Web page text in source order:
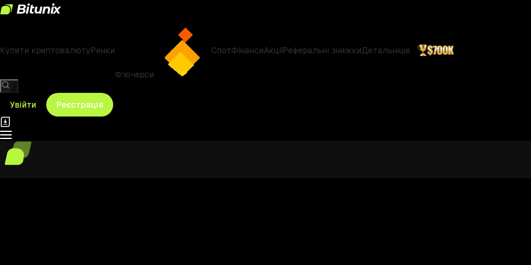
Купити криптовалютуРинки
Ф'ючерси
СпотФінансиАкціїРеферальні знижкиДетальніше
Увійти
Реєстрація